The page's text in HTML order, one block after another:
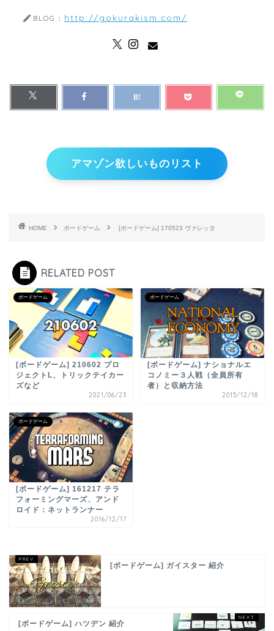
BLOG： http://gokurakism.com/
アマゾン欲しいものリスト
HOME ボードゲーム [ボードゲーム] 170523 ヴァレッタ
RELATED POST
ボードゲーム
[ボードゲーム] 210602 プロ
ジェクトL、トリックテイカー
ズなど
2021/06/23
ボードゲーム
[ボードゲーム] ナショナルエ
コノミー３人戦（全員所有
者）と収納方法
2015/12/18
ボードゲーム
[ボードゲーム] 161217 テラ
フォーミングマーズ、アンド
ロイド：ネットランナー
2016/12/17
[ボードゲーム] ガイスター 紹介
[ボードゲーム] ハツデン 紹介